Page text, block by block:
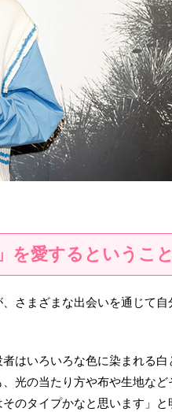
を愛するということ
さまざまな出会いを通じて自
はいろいろな色に染まれる白
光の当たり方や布や生地など
のタイプかなと思います」と